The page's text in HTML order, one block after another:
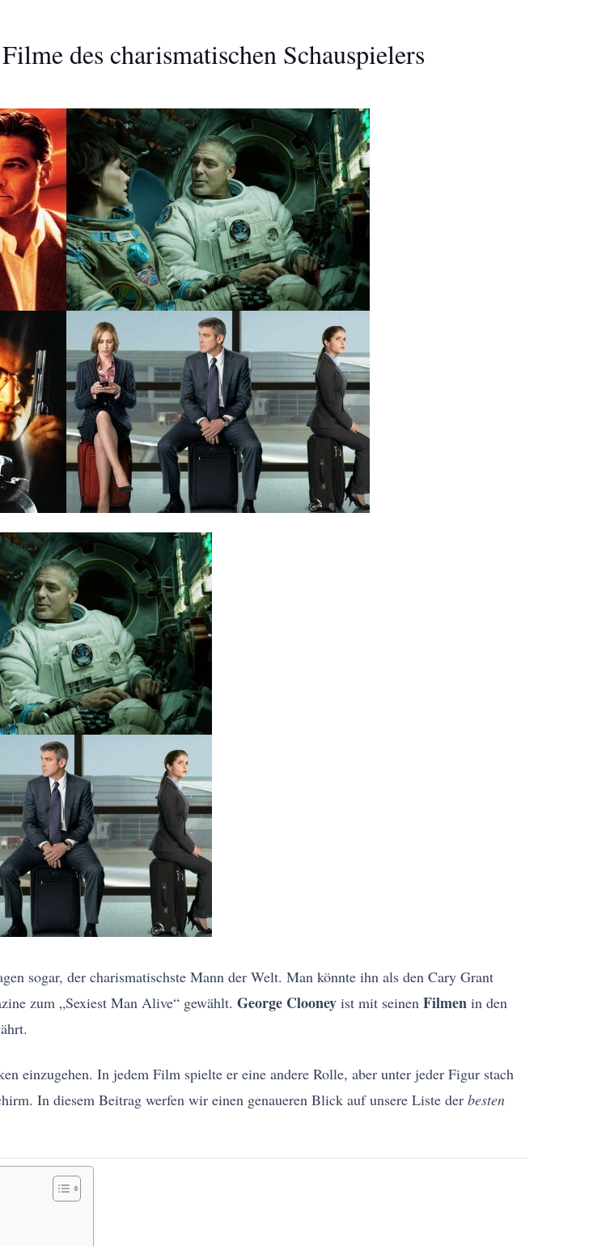
des charismatischen Schauspielers
sogar, der charismatischste Mann der Welt. Man könnte ihn als den Cary Grant
zum „Sexiest Man Alive“ gewählt. George Clooney ist mit seinen Filmen in den
einzugehen. In jedem Film spielte er eine andere Rolle, aber unter jeder Figur stach
In diesem Beitrag werfen wir einen genaueren Blick auf unsere Liste der besten